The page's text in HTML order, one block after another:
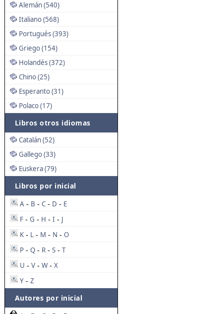
Alemán (540)
Italiano (568)
Portugués (393)
Griego (154)
Holandés (372)
Chino (25)
Esperanto (31)
Polaco (17)
Libros otros idiomas
Catalán (52)
Gallego (33)
Euskera (79)
Libros por inicial
A - B - C - D - E
F - G - H - I - J
K - L - M - N - O
P - Q - R - S - T
U - V - W - X
Y - Z
Autores por inicial